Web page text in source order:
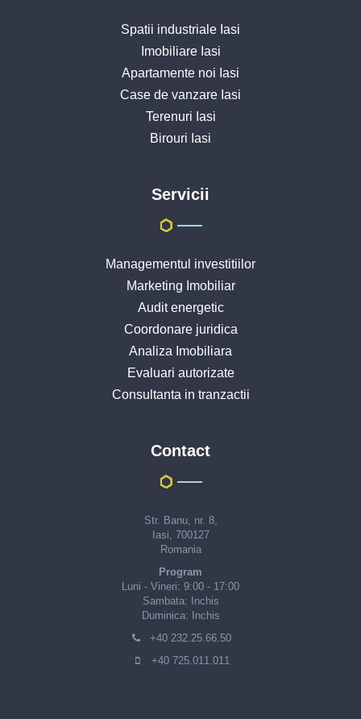
Spatii industriale Iasi
Imobiliare Iasi
Apartamente noi Iasi
Case de vanzare Iasi
Terenuri Iasi
Birouri Iasi
Servicii
Managementul investitiilor
Marketing Imobiliar
Audit energetic
Coordonare juridica
Analiza Imobiliara
Evaluari autorizate
Consultanta in tranzactii
Contact
Str. Banu, nr. 8,
Iasi, 700127
Romania
Program
Luni - Vineri: 9:00 - 17:00
Sambata: Inchis
Duminica: Inchis
+40 232.25.66.50
+40 725.011.011